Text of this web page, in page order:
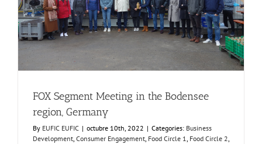
Business Development Consumer Engagement Food Circle 1
Food Circle 2 Food Circle 3 Food Circle 4 Food Circles News
FOX Segment Meeting in the Bodensee
region, Germany
By EUFIC EUFIC | octubre 10th, 2022 | Categories: Business
Development, Consumer Engagement, Food Circle 1, Food Circle 2,